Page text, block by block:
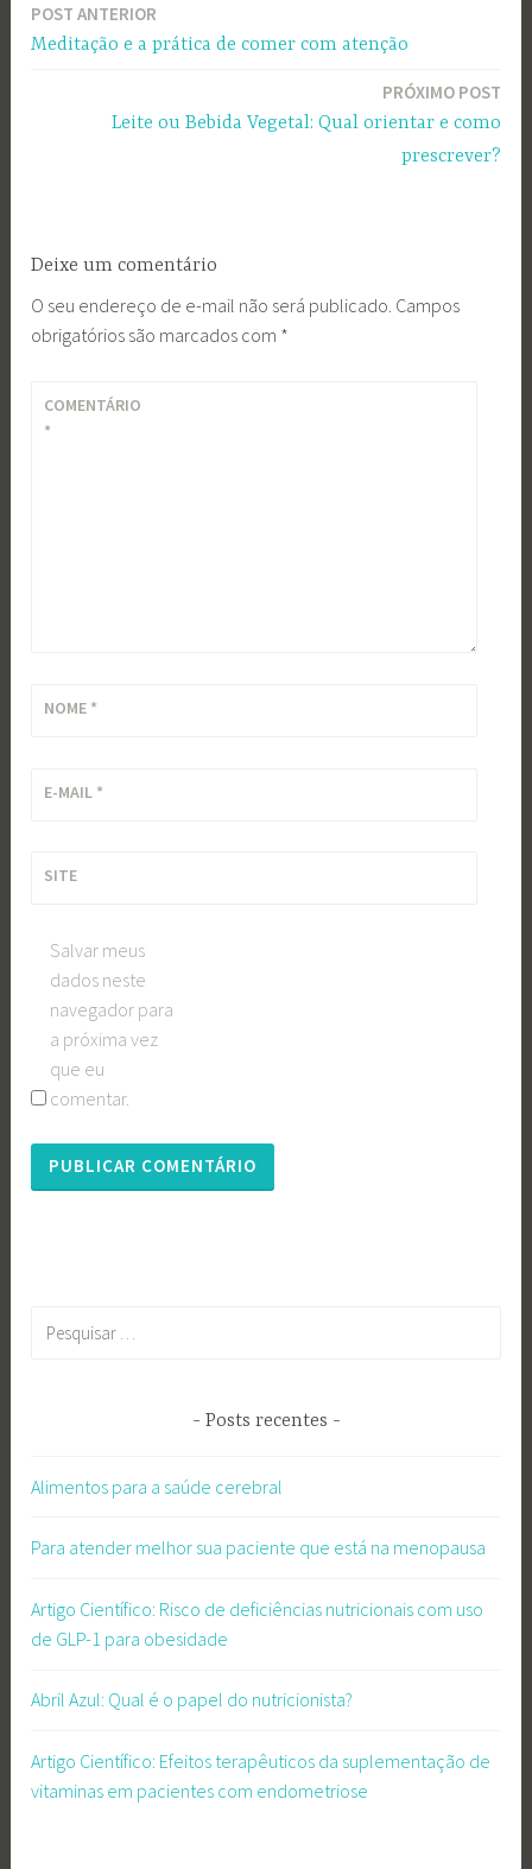
Navegação
POST ANTERIOR
Meditação e a prática de comer com atenção
PRÓXIMO POST
Leite ou Bebida Vegetal: Qual orientar e como
prescrever?
Deixe um comentário
O seu endereço de e-mail não será publicado. Campos
obrigatórios são marcados com *
COMENTÁRIO
*
NOME *
E-MAIL *
SITE
Salvar meus
dados neste
navegador para
a próxima vez
que eu
comentar.
Posts recentes
Alimentos para a saúde cerebral
Para atender melhor sua paciente que está na menopausa
Artigo Científico: Risco de deficiências nutricionais com uso
de GLP-1 para obesidade
Abril Azul: Qual é o papel do nutricionista?
Artigo Científico: Efeitos terapêuticos da suplementação de
vitaminas em pacientes com endometriose